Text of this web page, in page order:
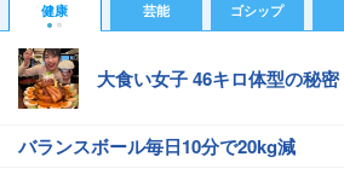
健康 芸能 ゴシップ
大食い女子 46キロ体型の秘密
バランスボール毎日10分で20kg減